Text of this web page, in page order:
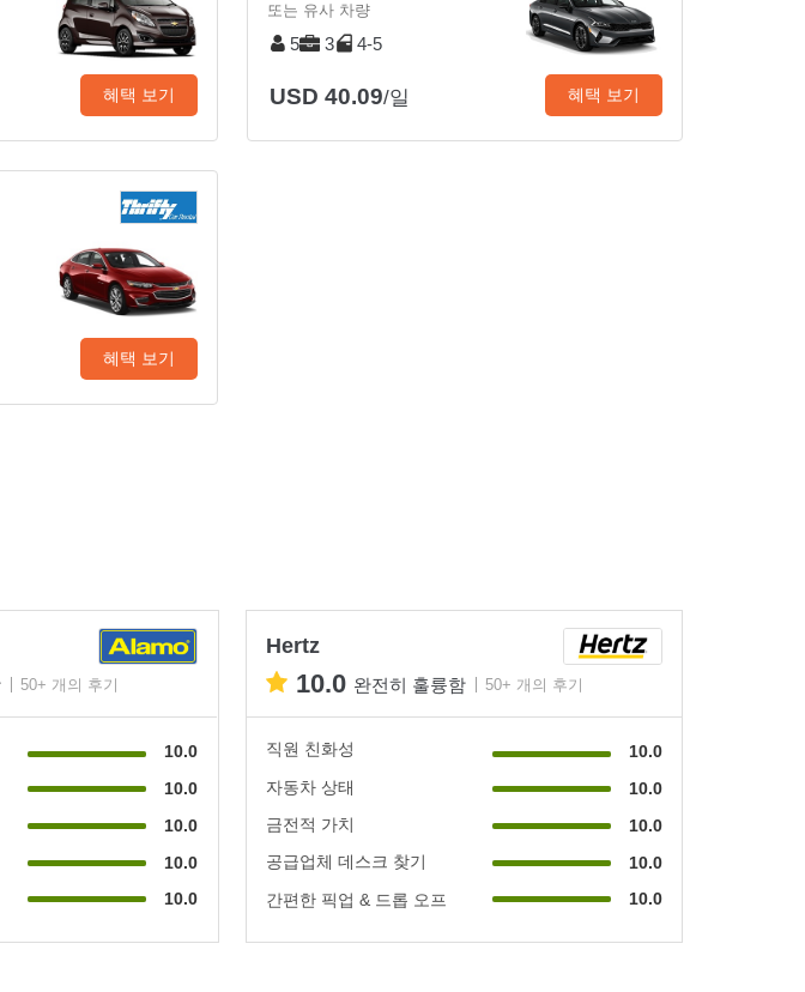
혜택 보기
또는 유사 차량
5 3 4-5
USD 40.09/일 혜택 보기
혜택 보기
50+ 개의 후기
10.0
10.0
10.0
10.0
10.0
Hertz
10.0 완전히 훌륭함 50+ 개의 후기
직원 친화성
10.0
자동차 상태
10.0
금전적 가치
10.0
공급업체 데스크 찾기
10.0
간편한 픽업 & 드롭 오프
10.0